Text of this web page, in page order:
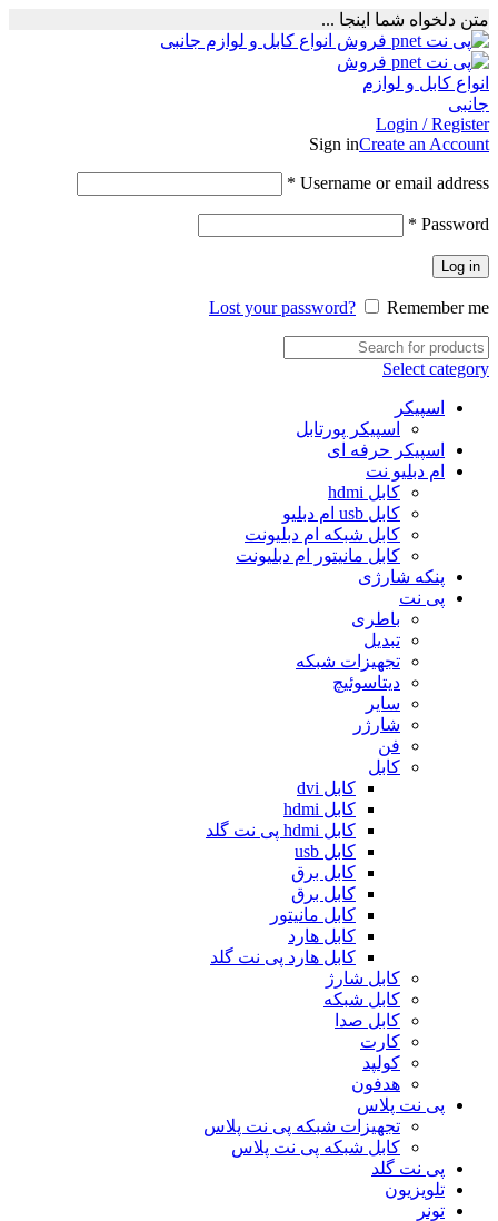
متن دلخواه شما اینجا ...
Login / Register
Sign inCreate an Account
Username or email address
*
Password
*
Log in
Lost your password? Remember me
Select category
اسپیکر
اسپیکر پورتابل
اسپیکر حرفه ای
ام دبلیو نت
کابل hdmi
کابل usb ام دبلیو
کابل شبکه ام دبلیونت
کابل مانیتور ام دبلیونت
پنکه شارژی
پی نت
باطری
تبدیل
تجهیزات شبکه
دیتاسوئیچ
سایر
شارژر
فن
کابل
کابل dvi
کابل hdmi
کابل hdmi پی نت گلد
کابل usb
کابل برق
کابل برق
کابل مانیتور
کابل هارد
کابل هارد پی نت گلد
کابل شارژ
کابل شبکه
کابل صدا
کارت
کولپد
هدفون
پی نت پلاس
تجهیزات شبکه پی نت پلاس
کابل شبکه پی نت پلاس
پی نت گلد
تلویزیون
تونر